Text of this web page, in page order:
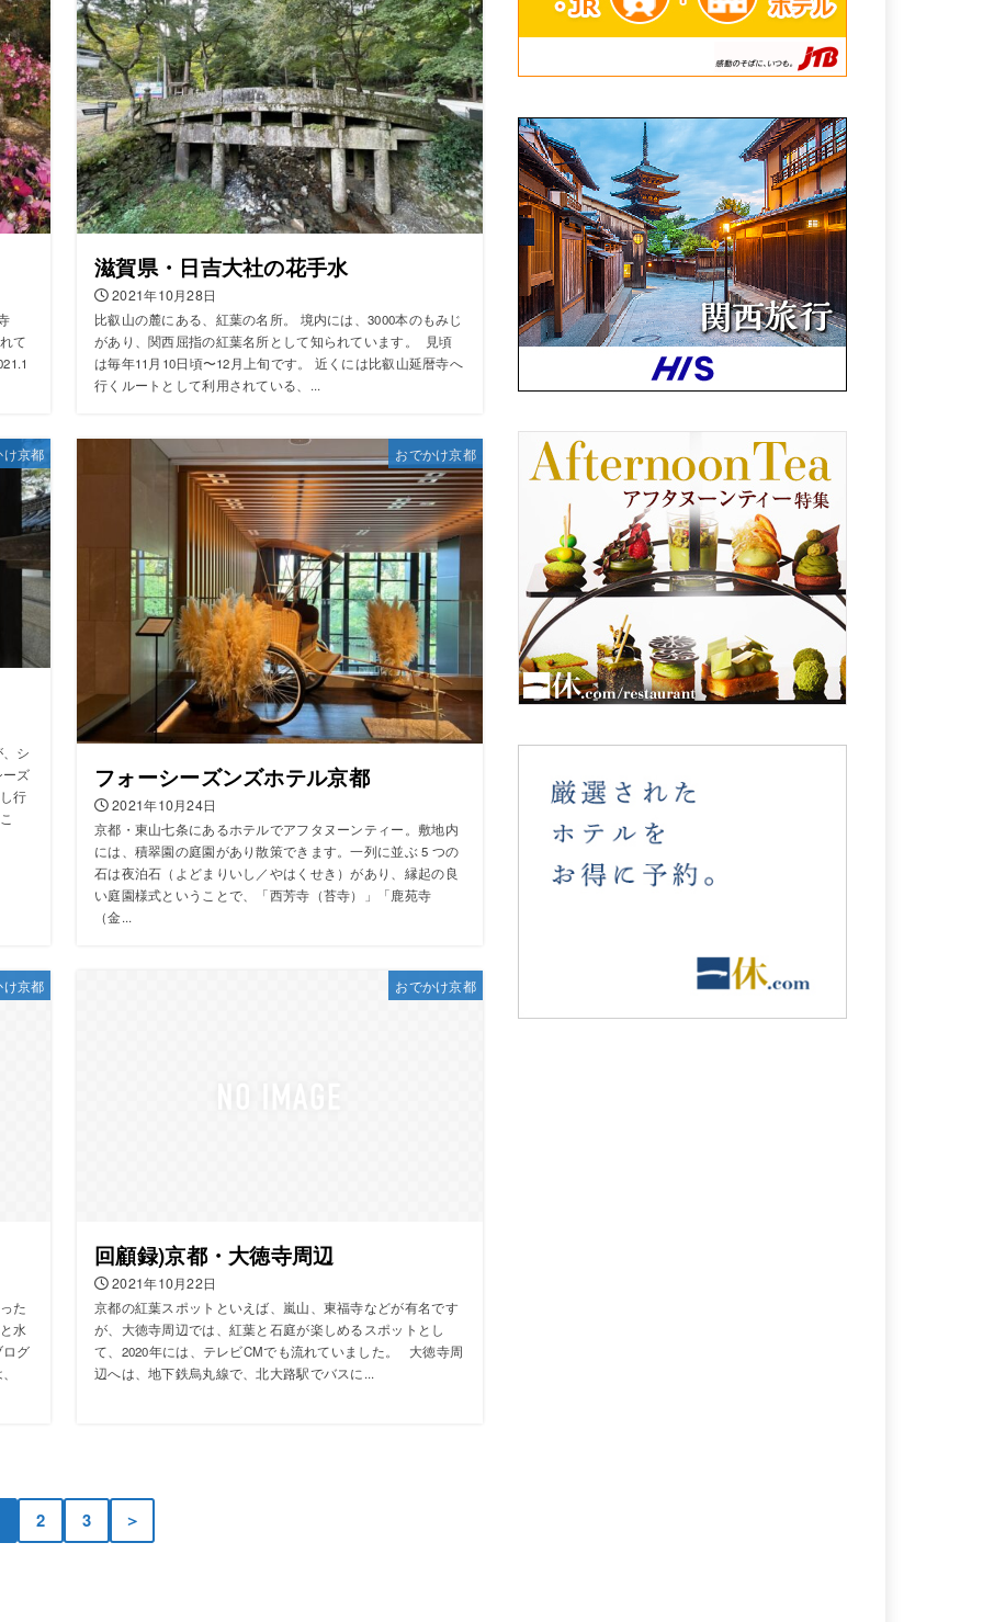
て
滋賀県・日吉大社の花手水
2021年10月28日
比叡山の麓にある、紅葉の名所。 境内には、3000本のもみじ
があり、関西屈指の紅葉名所として知られています。 見頃
は毎年11月10日頃〜12月上旬です。 近くには比叡山延暦寺へ
行くルートとして利用されている、...
け京都
シ
ズ
行
おでかけ京都
フォーシーズンズホテル京都
2021年10月24日
京都・東山七条にあるホテルでアフタヌーンティー。敷地内
には、積翠園の庭園があり散策できます。一列に並ぶ 5 つの
石は夜泊石（よどまりいし／やはくせき）があり、縁起の良
い庭園様式ということで、「西芳寺（苔寺）」「鹿苑寺
（金...
け京都
た
水
グ
おでかけ京都
回顧録)京都・大徳寺周辺
2021年10月22日
京都の紅葉スポットといえば、嵐山、東福寺などが有名です
が、大徳寺周辺では、紅葉と石庭が楽しめるスポットとし
て、2020年には、テレビCMでも流れていました。 大徳寺周
辺へは、地下鉄烏丸線で、北大路駅でバスに...
2 3 ＞